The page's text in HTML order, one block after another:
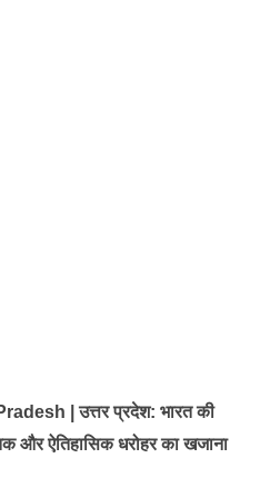
| उत्तर प्रदेश: भारत की
और ऐतिहासिक धरोहर का खजाना